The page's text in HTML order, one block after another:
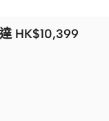
HK$10,399